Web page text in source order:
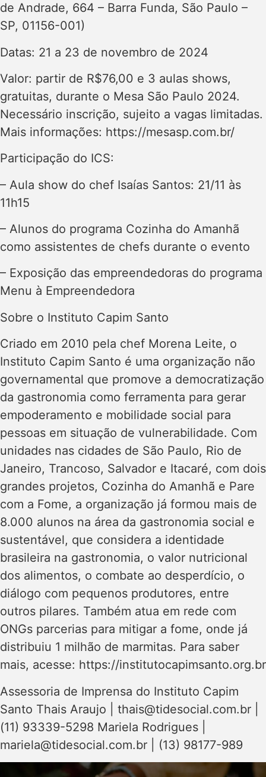
de Andrade, 664 – Barra Funda, São Paulo –
SP, 01156-001)
Datas: 21 a 23 de novembro de 2024
Valor: partir de R$76,00 e 3 aulas shows,
gratuitas, durante o Mesa São Paulo 2024.
Necessário inscrição, sujeito a vagas limitadas.
Mais informações: https://mesasp.com.br/
Participação do ICS:
– Aula show do chef Isaías Santos: 21/11 às
11h15
– Alunos do programa Cozinha do Amanhã
como assistentes de chefs durante o evento
– Exposição das empreendedoras do programa
Menu à Empreendedora
Sobre o Instituto Capim Santo
Criado em 2010 pela chef Morena Leite, o
Instituto Capim Santo é uma organização não
governamental que promove a democratização
da gastronomia como ferramenta para gerar
empoderamento e mobilidade social para
pessoas em situação de vulnerabilidade. Com
unidades nas cidades de São Paulo, Rio de
Janeiro, Trancoso, Salvador e Itacaré, com dois
grandes projetos, Cozinha do Amanhã e Pare
com a Fome, a organização já formou mais de
8.000 alunos na área da gastronomia social e
sustentável, que considera a identidade
brasileira na gastronomia, o valor nutricional
dos alimentos, o combate ao desperdício, o
diálogo com pequenos produtores, entre
outros pilares. Também atua em rede com
ONGs parcerias para mitigar a fome, onde já
distribuiu 1 milhão de marmitas. Para saber
mais, acesse: https://institutocapimsanto.org.br
Assessoria de Imprensa do Instituto Capim
Santo Thais Araujo | thais@tidesocial.com.br
(11) 93339-5298 Mariela Rodrigues |
mariela@tidesocial.com.br | (13) 98177-989